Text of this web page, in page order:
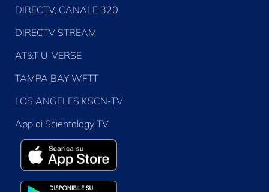
DIRECTV, CANALE 320
DIRECTV STREAM
AT&T U-VERSE
TAMPA BAY WFTT
LOS ANGELES KSCN-TV
App di Scientology TV